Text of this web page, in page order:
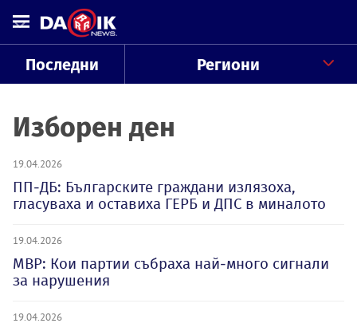
Последни Региони
Изборен ден
19.04.2026
ПП-ДБ: Българските граждани излязоха,
гласуваха и оставиха ГЕРБ и ДПС в миналото
19.04.2026
МВР: Кои партии събраха най-много сигнали
за нарушения
19.04.2026